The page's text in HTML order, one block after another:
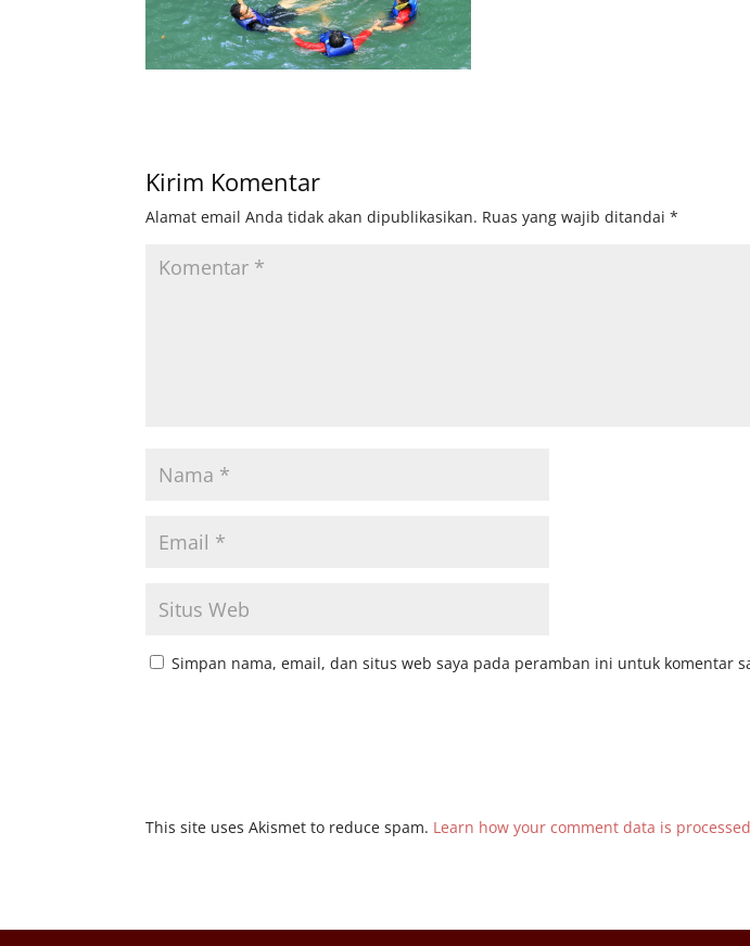
Kirim Komentar
Alamat email Anda tidak akan dipublikasikan. Ruas yang wajib ditandai*
Simpan nama, email, dan situs web saya pada peramban ini untuk komentar
This site uses Akismet to reduce spam. Learn how your comment data is